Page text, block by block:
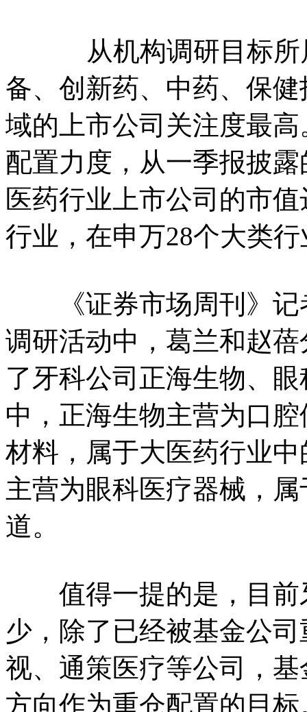
从机构调研目标所属
备、创新药、中药、保
域的上市公司关注度最
配置力度，从一季报披
医药行业上市公司的市
行业，在申万28个大类
《证券市场周刊》记
调研活动中，葛兰和赵
了牙科公司正海生物、
中，正海生物主营为口
材料，属于大医药行业
主营为眼科医疗器械，
道。
值得一提的是，目前
少，除了已经被基金公
视、通策医疗等公司，
方向作为重仓配置的目标